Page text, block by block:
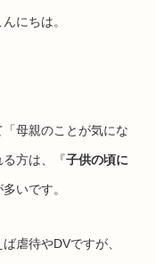
にちは。
「母親のことが気にな
方は、『子供の頃に
いです。
虐待やDVですが、